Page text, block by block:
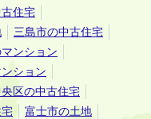
住宅
三島市の中古住宅
ンション
ション
区の中古住宅
富士市の土地